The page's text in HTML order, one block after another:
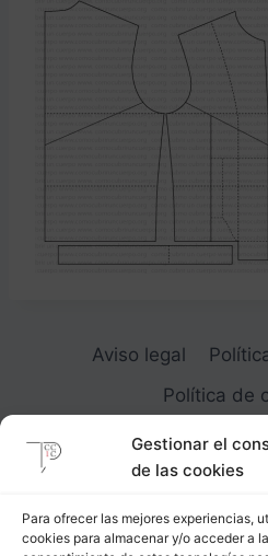
Gestionar el
de las cookies
Para ofrecer las mejores experiencias,
cookies para almacenar y/o acceder a
Aviso legal
Política de